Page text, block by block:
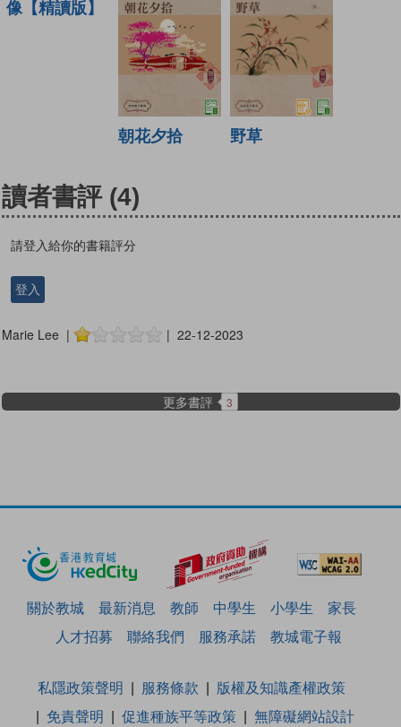
像【精讀版】
朝花夕拾 野草
讀者書評 (4)
請登入給你的書籍評分
登入
Marie Lee | | 22-12-2023
更多書評 3
關於教城 最新消息 教師 中學生 小學生
家長
人才招募
聯絡我們 服務承諾 教城電子報
私隱政策聲明 服務條款
版權及知識產權政策
免責聲明
促進種族平等政策 無障礙網站設計